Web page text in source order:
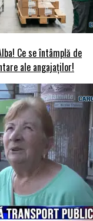
Ce se întâmplă de
ale angajaților!